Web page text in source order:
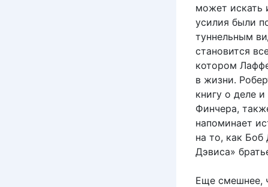
может искать
усилия были
туннельным
становится
котором
в жизни.
книгу о деле
Финчера,
напоминает
на то, как
Дэвиса»
Еще смешнее,